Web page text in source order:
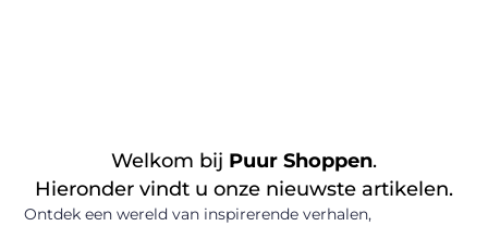
Welkom bij Puur Shoppen.
Hieronder vindt u onze nieuwste artikelen.
Ontdek een wereld van inspirerende verhalen,